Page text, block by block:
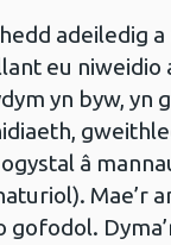
adeiledig
eu niweidio
yn byw, yn
â
Mae’r
gofodol.